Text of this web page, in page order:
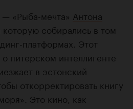
— «Рыба-мечта» Антона
которую собирались в том
платформах. Этот
питерском интеллигенте
в эстонский
откорректировать книгу
Это кино, как